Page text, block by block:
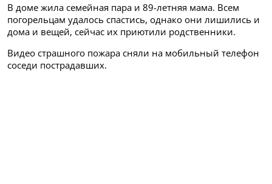
В доме жила семейная пара и 89-летняя мама. Всем
погорельцам удалось спастись, однако они лишились и
дома и вещей, сейчас их приютили родственники.
Видео страшного пожара сняли на мобильный телефон
соседи пострадавших.